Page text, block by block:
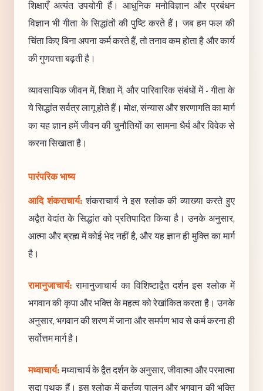
शिक्षाएँ अत्यंत उपयोगी हैं। आधुनिक मनोविज्ञान और प्रबंधन
विज्ञान भी गीता के सिद्धांतों की पुष्टि करते हैं। जब हम फल की
चिंता किए बिना अपना कर्म करते हैं, तो तनाव कम होता है और कार्य
की गुणवत्ता बढ़ती है।
व्यावसायिक जीवन में, शिक्षा में, और पारिवारिक संबंधों में - गीता के
ये सिद्धांत सर्वत्र लागू होते हैं। मोक्ष, संन्यास और शरणागति का मार्ग
का यह ज्ञान हमें जीवन की चुनौतियों का सामना धैर्य और विवेक से
करना सिखाता है।
पारंपरिक भाष्य
आदि शंकराचार्य: शंकराचार्य ने इस श्लोक की व्याख्या करते हुए
अद्वैत वेदांत के सिद्धांत को प्रतिपादित किया है। उनके अनुसार,
आत्मा और ब्रह्म में कोई भेद नहीं है, और यह ज्ञान ही मुक्ति का मार्ग
है।
रामानुजाचार्य: रामानुजाचार्य का विशिष्टाद्वैत दर्शन इस श्लोक में
भगवान की कृपा और भक्ति के महत्व को रेखांकित करता है। उनके
अनुसार, भगवान की शरण में जाना और समर्पण भाव से कर्म करना ही
सर्वोत्तम मार्ग है।
मध्वाचार्य:मध्वाचार्य के द्वैत दर्शन के अनुसार, जीवात्मा और परमात्मा
सदा पृथक हैं। इस श्लोक में कर्तव्य पालन और भगवान की भक्ति